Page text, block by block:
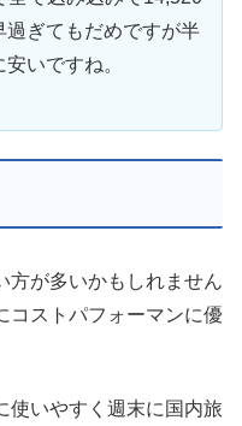
過ぎてもだめですが半
いですね。
方が多いかもしれません
コストパフォーマンに優
使いやすく週末に国内旅